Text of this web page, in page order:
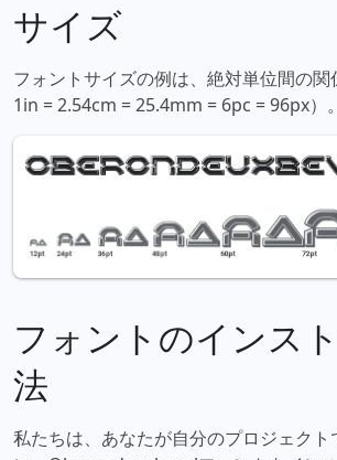
サイズ
フォントサイズの例は、絶対単位間の
1in = 2.54cm = 25.4mm = 6pc = 96px）。
フォントのインス
法
私たちは、あなたが自分のプロジェクト